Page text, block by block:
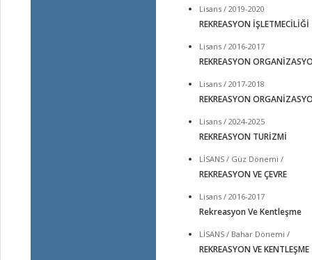
Lisans / 2019-2020
REKREASYON İŞLETMECİLİĞİ
Lisans / 2016-2017
REKREASYON
Lisans / 2017-2018
REKREASYON
Lisans / 2024-2025
REKREASYON TURİZMİ
LİSANS / Güz Dönemi /
REKREASYON VE ÇEVRE
Lisans / 2016-2017
Rekreasyon Ve Kentleşme
LİSANS / Bahar Dönemi /
REKREASYON VE KENTLEŞME